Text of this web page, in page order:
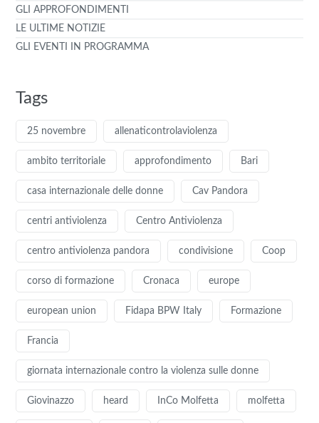
GLI APPROFONDIMENTI
LE ULTIME NOTIZIE
GLI EVENTI IN PROGRAMMA
Tags
25 novembre allenaticontrolaviolenza
ambito territoriale approfondimento Bari
casa internazionale delle donne Cav Pandora
centri antiviolenza Centro Antiviolenza
centro antiviolenza pandora condivisione Coop
corso di formazione Cronaca europe
european union Fidapa BPW Italy Formazione
Francia
giornata internazionale contro la violenza sulle donne
Giovinazzo heard InCo Molfetta molfetta